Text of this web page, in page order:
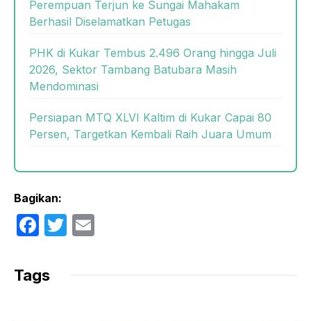
Perempuan Terjun ke Sungai Mahakam
Berhasil Diselamatkan Petugas
PHK di Kukar Tembus 2.496 Orang hingga Juli
2026, Sektor Tambang Batubara Masih
Mendominasi
Persiapan MTQ XLVI Kaltim di Kukar Capai 80
Persen, Targetkan Kembali Raih Juara Umum
Bagikan:
F
c
e
T
Tags